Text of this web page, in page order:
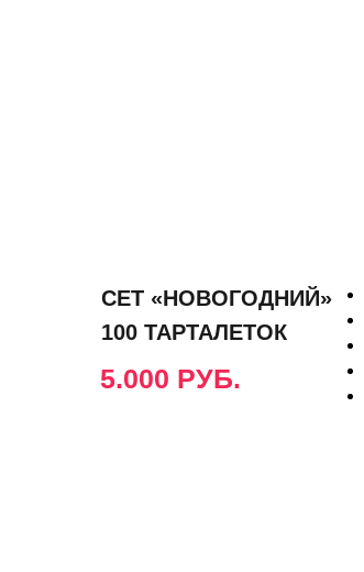
СЕТ «НОВОГОДНИЙ»
100 ТАРТАЛЕТОК
5.000 РУБ.